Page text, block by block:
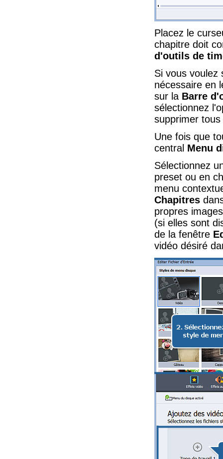
Placez le
chapitre doit
d'outils de
Si vous voulez
nécessaire en
sur la Barre
sélectionnez
supprimer
Une fois que
central Menu
Sélectionnez
preset ou en
menu
Chapitres
propres
(si elles sont
de la fenêtre
vidéo désiré